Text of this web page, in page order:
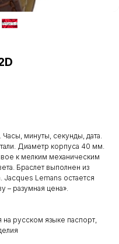
минуты, секунды, дата.
Диаметр корпуса 40 мм.
к мелким механическим
Браслет выполнен из
Jacques Lemans остается
– разумная цена».
на русском языке паспорт,